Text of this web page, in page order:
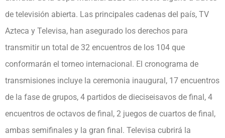
de televisión abierta. Las principales cadenas del país, TV
Azteca y Televisa, han asegurado los derechos para
transmitir un total de 32 encuentros de los 104 que
conformarán el torneo internacional. El cronograma de
transmisiones incluye la ceremonia inaugural, 17 encuentros
de la fase de grupos, 4 partidos de dieciseisavos de final, 4
encuentros de octavos de final, 2 juegos de cuartos de final,
ambas semifinales y la gran final. Televisa cubrirá la